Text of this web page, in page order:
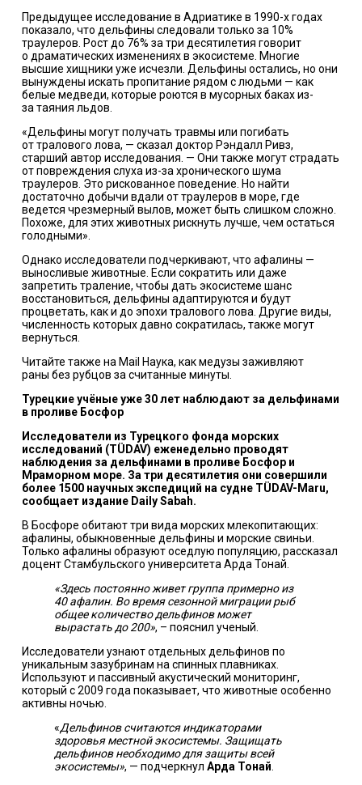
Предыдущее исследование в Адриатике в 1990-х годах
показало, что дельфины следовали только за 10%
траулеров. Рост до 76% за три десятилетия говорит
о драматических изменениях в экосистеме. Многие
высшие хищники уже исчезли. Дельфины остались, но они
вынуждены искать пропитание рядом с людьми — как
белые медведи, которые роются в мусорных баках из-
за таяния льдов.
«Дельфины могут получать травмы или погибать
от тралового лова, — сказал доктор Рэндалл Ривз,
старший автор исследования. — Они также могут страдать
от повреждения слуха из-за хронического шума
траулеров. Это рискованное поведение. Но найти
достаточно добычи вдали от траулеров в море, где
ведется чрезмерный вылов, может быть слишком сложно.
Похоже, для этих животных рискнуть лучше, чем остаться
голодными».
Однако исследователи подчеркивают, что афалины —
выносливые животные. Если сократить или даже
запретить траление, чтобы дать экосистеме шанс
восстановиться, дельфины адаптируются и будут
процветать, как и до эпохи тралового лова. Другие виды,
численность которых давно сократилась, также могут
вернуться.
Читайте также на Mail Наука, как медузы заживляют
раны без рубцов за считанные минуты.
Турецкие учёные уже 30 лет наблюдают за дельфинами
в проливе Босфор
Исследователи из Турецкого фонда морских
исследований (TÜDAV) еженедельно проводят
наблюдения за дельфинами в проливе Босфор и
Мраморном море. За три десятилетия они совершили
более 1500 научных экспедиций на судне TÜDAV-Maru,
сообщает издание Daily Sabah.
В Босфоре обитают три вида морских млекопитающих:
афалины, обыкновенные дельфины и морские свиньи.
Только афалины образуют оседлую популяцию, рассказал
доцент Стамбульского университета Арда Тонай.
«Здесь постоянно живет группа примерно из
40 афалин. Во время сезонной миграции рыб
общее количество дельфинов может
вырастать до 200», – пояснил ученый.
Исследователи узнают отдельных дельфинов по
уникальным зазубринам на спинных плавниках.
Используют и пассивный акустический мониторинг,
который с 2009 года показывает, что животные особенно
активны ночью.
«Дельфинов считаются индикаторами
здоровья местной экосистемы. Защищать
дельфинов необходимо для защиты всей
экосистемы», — подчеркнул Арда Тонай